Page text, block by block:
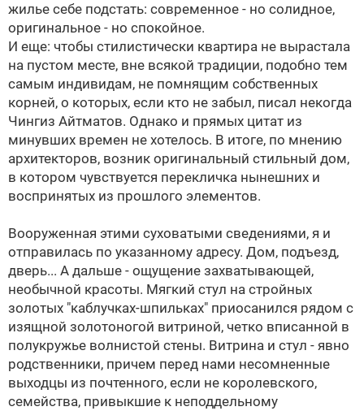
жилье себе подстать: современное - но солидное,
оригинальное - но спокойное.
И еще: чтобы стилистически квартира не вырастала
на пустом месте, вне всякой традиции, подобно тем
самым индивидам, не помнящим собственных
корней, о которых, если кто не забыл, писал некогда
Чингиз Айтматов. Однако и прямых цитат из
минувших времен не хотелось. В итоге, по мнению
архитекторов, возник оригинальный стильный дом,
в котором чувствуется перекличка нынешних и
воспринятых из прошлого элементов.
Вооруженная этими суховатыми сведениями, я и
отправилась по указанному адресу. Дом, подъезд,
дверь... А дальше - ощущение захватывающей,
необычной красоты. Мягкий стул на стройных
золотых "каблучках-шпильках" приосанился рядом с
изящной золотоногой витриной, четко вписанной в
полукружье волнистой стены. Витрина и стул - явно
родственники, причем перед нами несомненные
выходцы из почтенного, если не королевского,
семейства, привыкшие к неподдельному